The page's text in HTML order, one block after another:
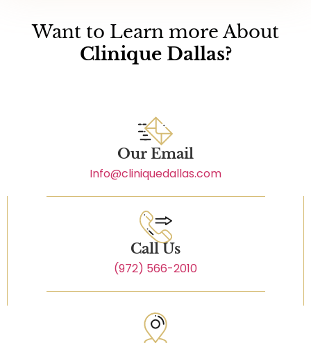
Want to Learn more About
Clinique Dallas?
Our Email
Info@cliniquedallas.com
Call Us
(972) 566-2010